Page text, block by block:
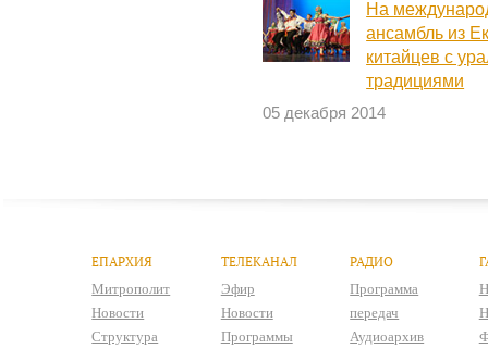
На
ансамбль из
китайцев с
традициями
05 декабря 2014
ЕПАРХИЯ
Митрополит
Новости
Структура
ТЕЛЕКАНАЛ
Эфир
Новости
Программы
РАДИО
Программа
передач
Аудиоархив